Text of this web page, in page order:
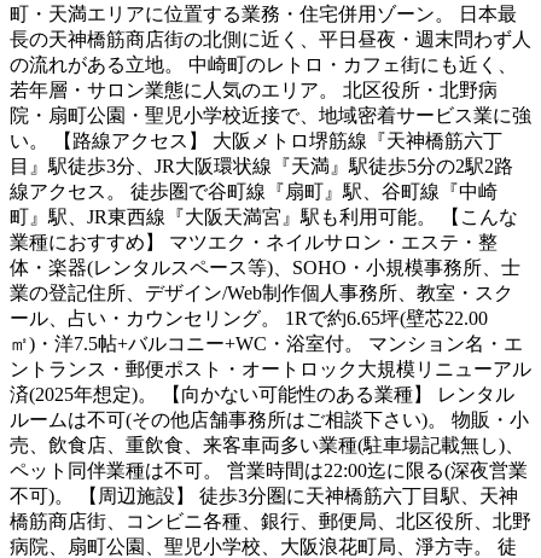
町・天満エリアに位置する業務・住宅併用ゾーン。 日本最
長の天神橋筋商店街の北側に近く、平日昼夜・週末問わず人
の流れがある立地。 中崎町のレトロ・カフェ街にも近く、
若年層・サロン業態に人気のエリア。 北区役所・北野病
院・扇町公園・聖児小学校近接で、地域密着サービス業に強
い。 【路線アクセス】 大阪メトロ堺筋線『天神橋筋六丁
目』駅徒歩3分、JR大阪環状線『天満』駅徒歩5分の2駅2路
線アクセス。 徒歩圏で谷町線『扇町』駅、谷町線『中崎
町』駅、JR東西線『大阪天満宮』駅も利用可能。 【こんな
業種におすすめ】 マツエク・ネイルサロン・エステ・整
体・楽器(レンタルスペース等)、SOHO・小規模事務所、士
業の登記住所、デザイン/Web制作個人事務所、教室・スク
ール、占い・カウンセリング。 1Rで約6.65坪(壁芯22.00
㎡)・洋7.5帖+バルコニー+WC・浴室付。 マンション名・エ
ントランス・郵便ポスト・オートロック大規模リニューアル
済(2025年想定)。 【向かない可能性のある業種】 レンタル
ルームは不可(その他店舗事務所はご相談下さい)。 物販・小
売、飲食店、重飲食、来客車両多い業種(駐車場記載無し)、
ペット同伴業種は不可。 営業時間は22:00迄に限る(深夜営業
不可)。 【周辺施設】 徒歩3分圏に天神橋筋六丁目駅、天神
橋筋商店街、コンビニ各種、銀行、郵便局、北区役所、北野
病院、扇町公園、聖児小学校、大阪浪花町局、淨方寺。 徒